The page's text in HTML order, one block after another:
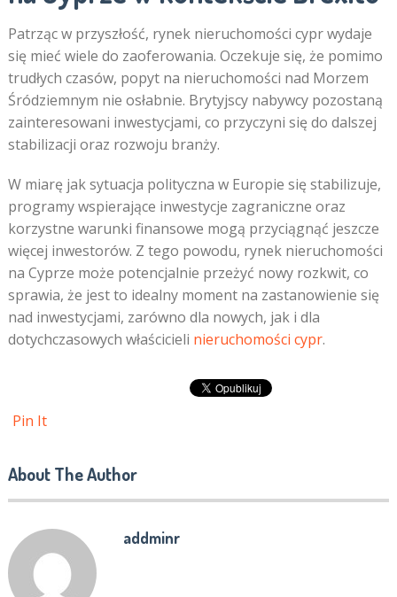
Patrząc w przyszłość, rynek nieruchomości cypr wydaje
się mieć wiele do zaoferowania. Oczekuje się, że pomimo
trudłych czasów, popyt na nieruchomości nad Morzem
Śródziemnym nie osłabnie. Brytyjscy nabywcy pozostaną
zainteresowani inwestycjami, co przyczyni się do dalszej
stabilizacji oraz rozwoju branży.
W miarę jak sytuacja polityczna w Europie się stabilizuje,
programy wspierające inwestycje zagraniczne oraz
korzystne warunki finansowe mogą przyciągnąć jeszcze
więcej inwestorów. Z tego powodu, rynek nieruchomości
na Cyprze może potencjalnie przeżyć nowy rozkwit, co
sprawia, że jest to idealny moment na zastanowienie się
nad inwestycjami, zarówno dla nowych, jak i dla
dotychczasowych właścicieli nieruchomości cypr.
Pin It
About The Author
addminr